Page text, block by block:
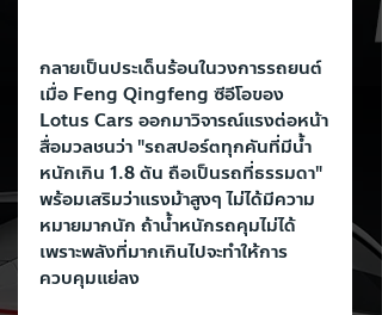
กลายเป็นประเด็นร้อนในวงการรถยนต์
เมื่อ Feng Qingfeng ซีอีโอของ
Lotus Cars ออกมาวิจารณ์แรงต่อหน้า
สื่อมวลชนว่า "รถสปอร์ตทุกคันที่มีน้ำ
หนักเกิน 1.8 ตัน ถือเป็นรถที่ธรรมดา"
พร้อมเสริมว่าแรงม้าสูงๆ ไม่ได้มีความ
หมายมากนัก ถ้าน้ำหนักรถคุมไม่ได้
เพราะพลังที่มากเกินไปจะทำให้การ
ควบคุมแย่ลง